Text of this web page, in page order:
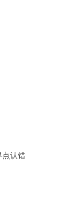
点认错